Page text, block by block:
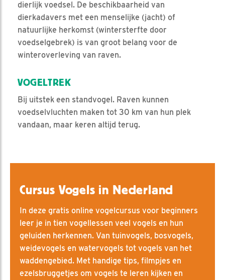
dierlijk voedsel. De beschikbaarheid van
dierkadavers met een menselijke (jacht) of
natuurlijke herkomst (wintersterfte door
voedselgebrek) is van groot belang voor de
winteroverleving van raven.
VOGELTREK
Bij uitstek een standvogel. Raven kunnen
voedselvluchten maken tot 30 km van hun plek
vandaan, maar keren altijd terug.
Cursus Vogels in Nederland
In deze gratis online vogelcursus voor beginners
leer je in tien vogellessen veel vogels en hun
geluiden herkennen. Van tuinvogels, bosvogels,
weidevogels en watervogels tot vogels van het
waddengebied. Met handige tips, filmpjes en
ezelsbruggetjes om vogels te leren kijken en